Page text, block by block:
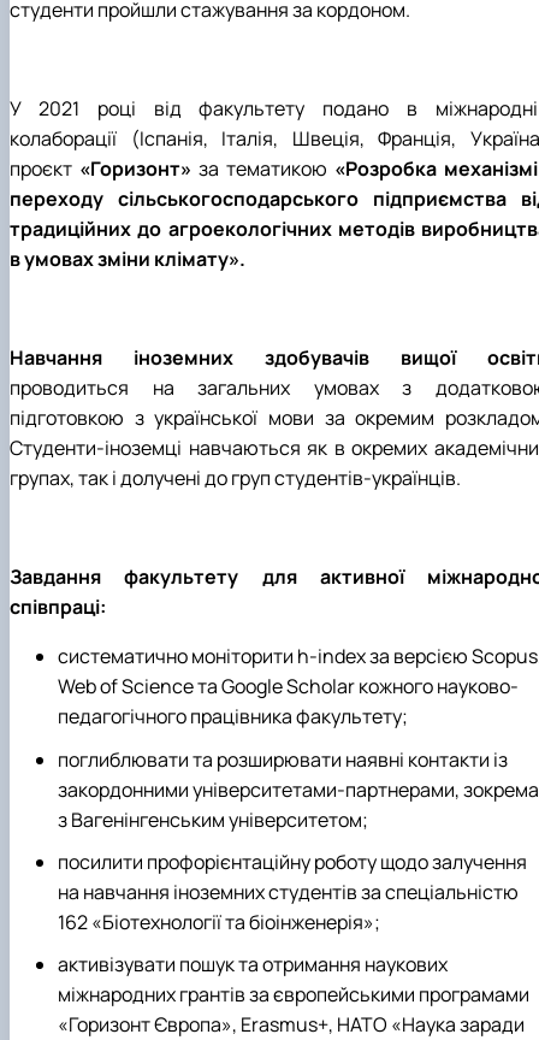
Забезпечення ОПП «Екологічний контроль
студенти пройшли стажування за кордоном.
У 2021 році від факультету подано в
колаборації (Іспанія, Італія, Швеція, Франція,
проєкт «Горизонт» за тематикою «Розробка
переходу сільськогосподарського підприємства
традиційних до агроекологічних методів
в умовах зміни клімату».
Навчання іноземних здобувачів вищої
проводиться на загальних умовах з
підготовкою з української мови за окремим
Студенти-іноземці навчаються як в окремих
групах, так і долучені до груп студентів-українців.
Завдання факультету для активної
співпраці:
систематично моніторити h-index за версією
Web of Science та Google Scholar кожного науково-
педагогічного працівника факультету;
поглиблювати та розширювати наявні контакти із
закордонними університетами-партнерами, зокрема
з Вагенінгенським університетом;
посилити профорієнтаційну роботу щодо залучення
на навчання іноземних студентів за спеціальністю
162 «Біотехнології та біоінженерія»;
активізувати пошук та отримання наукових
міжнародних грантів за європейськими програмами
«Горизонт Європа», Erasmus+, НАТО «Наука заради